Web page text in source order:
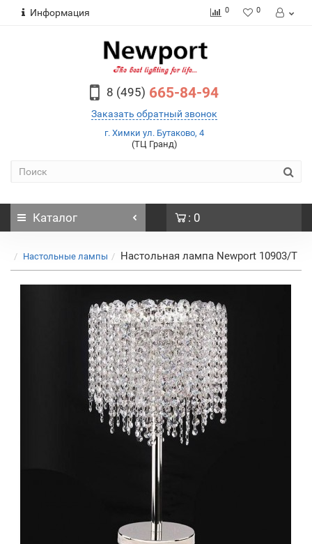
Информация 0 0
8 (495) 665-84-94
Заказать обратный звонок
г. Химки ул. Бутаково, 4
(ТЦ Гранд)
Каталог : 0
Настольные лампы Настольная лампа Newport 10903/T